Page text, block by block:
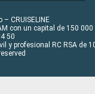
CRUISELINE
con un capital de 150 000
50
y profesional RC RSA de